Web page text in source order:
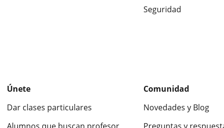
Seguridad
Únete
Dar clases particulares
Comunidad
Novedades y Blog